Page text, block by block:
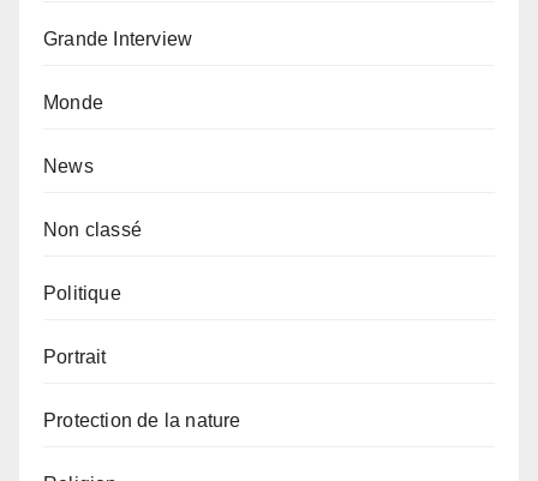
Grande Interview
Monde
News
Non classé
Politique
Portrait
Protection de la nature